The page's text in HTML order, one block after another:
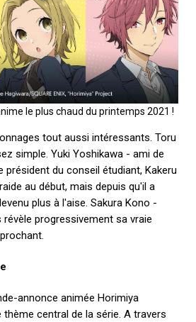
le plus chaud du printemps 2021 !
tout aussi intéressants. Toru
simple. Yuki Yoshikawa - ami de
président du conseil étudiant, Kakeru
au début, mais depuis qu'il a
plus à l'aise. Sakura Kono -
progressivement sa vraie
annonce animée Horimiya
central de la série. A travers